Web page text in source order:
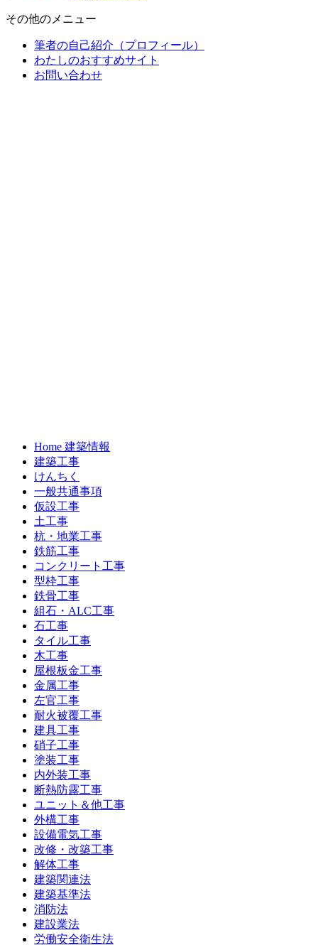
その他のメニュー
筆者の自己紹介（プロフィール）
わたしのおすすめサイト
お問い合わせ
Home 建築情報
建築工事
けんちく
一般共通事項
仮設工事
土工事
杭・地業工事
鉄筋工事
コンクリート工事
型枠工事
鉄骨工事
組石・ALC工事
石工事
タイル工事
木工事
屋根板金工事
金属工事
左官工事
耐火被覆工事
建具工事
硝子工事
塗装工事
内外装工事
断熱防露工事
ユニット＆他工事
外構工事
設備電気工事
改修・改築工事
解体工事
建築関連法
建築基準法
消防法
建設業法
労働安全衛生法